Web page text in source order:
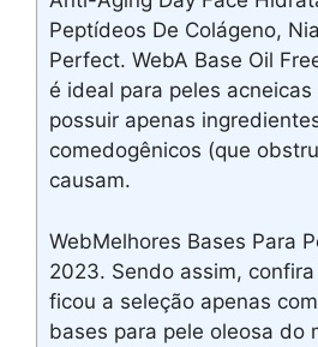
Peptídeos De Colágeno,
Perfect. WebA Base Oil
é ideal para peles
possuir apenas
comedogênicos (que
causam.
WebMelhores Bases Para
2023. Sendo assim,
ficou a seleção apenas
bases para pele oleosa do